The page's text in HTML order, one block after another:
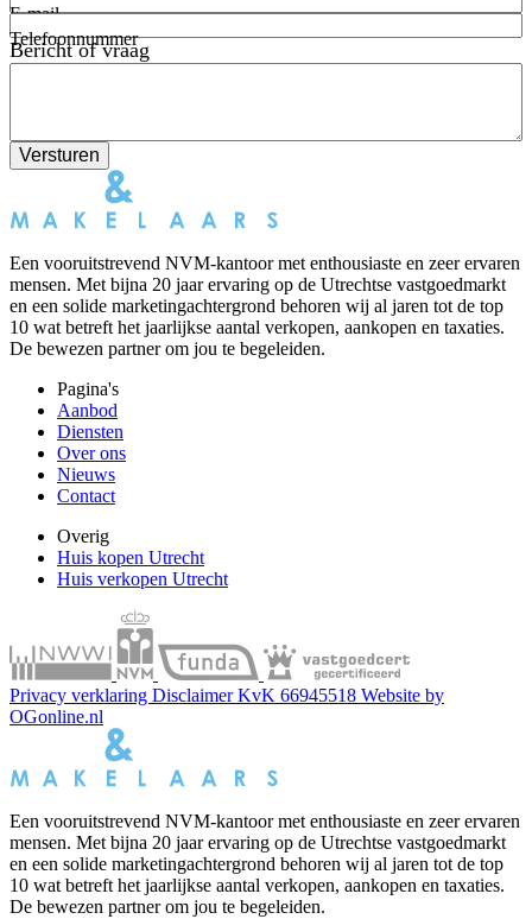
E-mail
Telefoonnummer
Bericht of vraag
Versturen
Een vooruitstrevend NVM-kantoor met enthousiaste en zeer ervaren
mensen. Met bijna 20 jaar ervaring op de Utrechtse vastgoedmarkt
en een solide marketingachtergrond behoren wij al jaren tot de top
10 wat betreft het jaarlijkse aantal verkopen, aankopen en taxaties.
De bewezen partner om jou te begeleiden.
Pagina's
Aanbod
Diensten
Over ons
Nieuws
Contact
Overig
Huis kopen Utrecht
Huis verkopen Utrecht
Privacy verklaring DisclaimerKvK 66945518 Website by
OGonline.nl
Een vooruitstrevend NVM-kantoor met enthousiaste en zeer ervaren
mensen. Met bijna 20 jaar ervaring op de Utrechtse vastgoedmarkt
en een solide marketingachtergrond behoren wij al jaren tot de top
10 wat betreft het jaarlijkse aantal verkopen, aankopen en taxaties.
De bewezen partner om jou te begeleiden.